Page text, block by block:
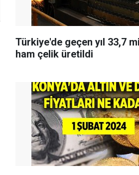
Türkiye'de geçen yıl 33,7
ham çelik üretildi